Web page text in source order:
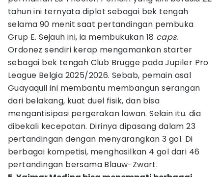
tahun ini ternyata diplot sebagai bek tengah
selama 90 menit saat pertandingan pembuka
Grup E. Sejauh ini, ia membukukan 18 caps.
Ordonez sendiri kerap mengamankan starter
sebagai bek tengah Club Brugge pada Jupiler Pro
League Belgia 2025/2026. Sebab, pemain asal
Guayaquil ini membantu membangun serangan
dari belakang, kuat duel fisik, dan bisa
mengantisipasi pergerakan lawan. Selain itu. dia
dibekali kecepatan. Dirinya dipasang dalam 23
pertandingan dengan menyarangkan 3 gol. Di
berbagai kompetisi, menghasilkan 4 gol dari 46
pertandingan bersama Blauw-Zwart.